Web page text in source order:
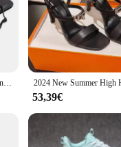
TRAF calzature in pelle da donna décolleté con fibbia punta a punta rossa Slingback tacco alto 2024 autunno moda Sexy Party Punk Goth tacchi alti
53,39€